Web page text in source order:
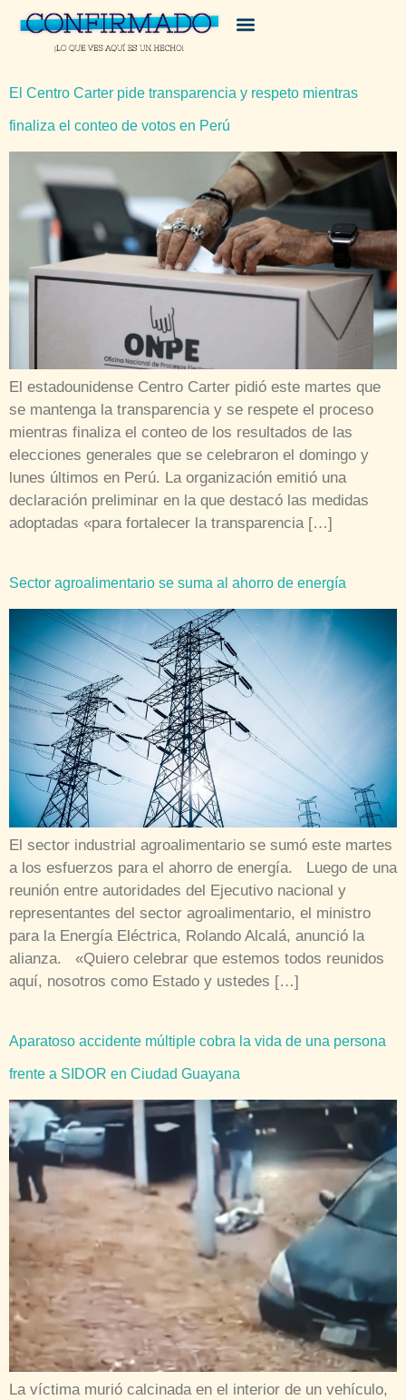
El Centro Carter pide transparencia y respeto mientras
finaliza el conteo de votos en Perú
El estadounidense Centro Carter pidió este martes que
se mantenga la transparencia y se respete el proceso
mientras finaliza el conteo de los resultados de las
elecciones generales que se celebraron el domingo y
lunes últimos en Perú. La organización emitió una
declaración preliminar en la que destacó las medidas
adoptadas «para fortalecer la transparencia […]
Sector agroalimentario se suma al ahorro de energía
El sector industrial agroalimentario se sumó este martes
a los esfuerzos para el ahorro de energía. Luego de una
reunión entre autoridades del Ejecutivo nacional y
representantes del sector agroalimentario, el ministro
para la Energía Eléctrica, Rolando Alcalá, anunció la
alianza. «Quiero celebrar que estemos todos reunidos
aquí, nosotros como Estado y ustedes […]
Aparatoso accidente múltiple cobra la vida de una persona
frente a SIDOR en Ciudad Guayana
La víctima murió calcinada en el interior de un vehículo,